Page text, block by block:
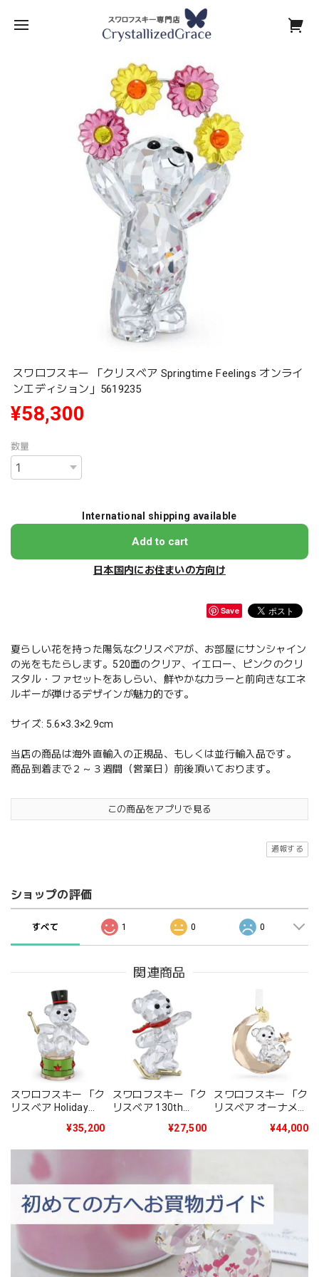
スワロフスキー 「クリスベア Springtime Feelings オンライ
ンエディション」5619235
¥58,300
数量
International shipping available
Add to cart
日本国内にお住まいの方向け
Save
夏らしい花を持った陽気なクリスベアが、お部屋にサンシャイン
の光をもたらします。520面のクリア、イエロー、ピンクのクリ
スタル・ファセットをあしらい、鮮やかなカラーと前向きなエネ
ルギーが弾けるデザインが魅力的です。
サイズ: 5.6×3.3×2.9cm
当店の商品は海外直輸入の正規品、もしくは並行輸入品です。
商品到着まで２～３週間（営業日）前後頂いております。
この商品をアプリで見る
通報する
ショップの評価
すべて 1 0 0
関連商品
スワロフスキー 「ク
リスベア Holiday
品」5701510¥35,200
スワロフスキー 「ク
リスベア 130th
¥27,500
スワロフスキー 「ク
リスベア オーナメン
産品」5701830¥44,000